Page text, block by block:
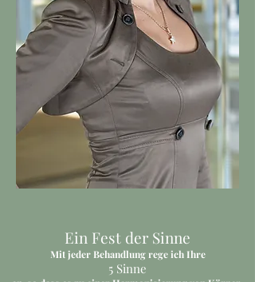
Ein Fest der Sinne
Mit jeder Behandlung rege ich Ihre
5 Sinne